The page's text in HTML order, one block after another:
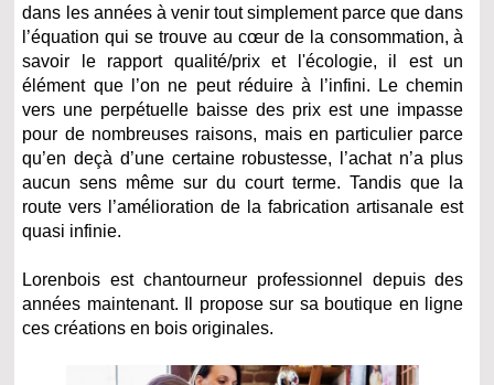
dans les années à venir tout simplement parce que dans
l’équation qui se trouve au cœur de la consommation, à
savoir le rapport qualité/prix et l'écologie, il est un
élément que l’on ne peut réduire à l’infini. Le chemin
vers une perpétuelle baisse des prix est une impasse
pour de nombreuses raisons, mais en particulier parce
qu’en deçà d’une certaine robustesse, l’achat n’a plus
aucun sens même sur du court terme. Tandis que la
route vers l’amélioration de la fabrication artisanale est
quasi infinie.
Lorenbois est chantourneur professionnel depuis des
années maintenant. Il propose sur sa boutique en ligne
ces créations en bois originales.